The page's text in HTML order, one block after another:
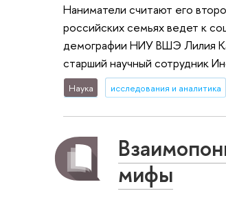
Наниматели считают его
российских семьях ведет к
демографии НИУ ВШЭ Лилия
старший научный сотрудник
Наука исследования и аналитика
мифы